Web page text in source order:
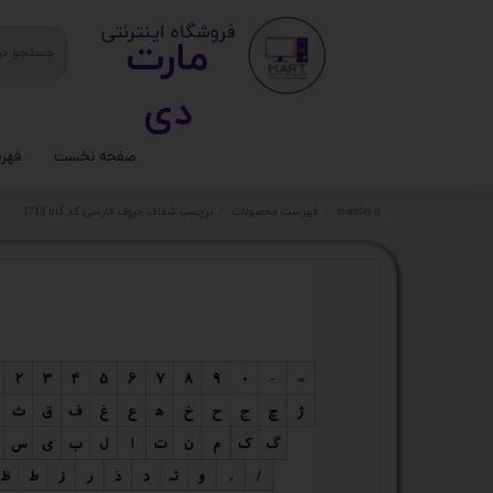
صفحه نخست
مارت
دی​​​​​​
​ ​فروشگاه اینترنتی
martday.ir فهرست محصولات برچسب شفاف حروف فارسی کد کالا 1713